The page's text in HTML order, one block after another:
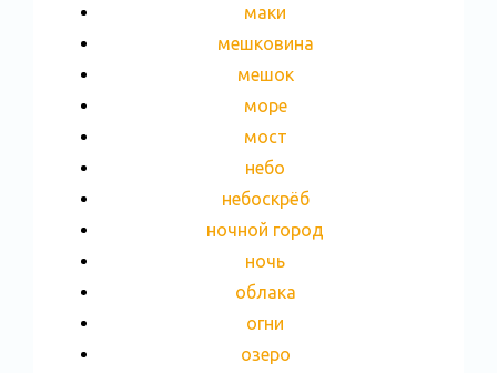
маки
мешковина
мешок
море
мост
небо
небоскрёб
ночной город
ночь
облака
огни
озеро